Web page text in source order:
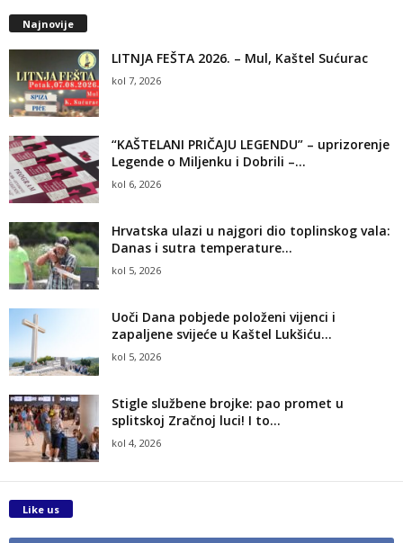
Najnovije
LITNJA FEŠTA 2026. – Mul, Kaštel Sućurac
kol 7, 2026
“KAŠTELANI PRIČAJU LEGENDU” – uprizorenje
Legende o Miljenku i Dobrili –...
kol 6, 2026
Hrvatska ulazi u najgori dio toplinskog vala:
Danas i sutra temperature...
kol 5, 2026
Uoči Dana pobjede položeni vijenci i
zapaljene svijeće u Kaštel Lukšiću...
kol 5, 2026
Stigle službene brojke: pao promet u
splitskoj Zračnoj luci! I to...
kol 4, 2026
Like us